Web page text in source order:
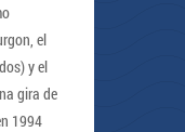
el
y el
gira de
1994